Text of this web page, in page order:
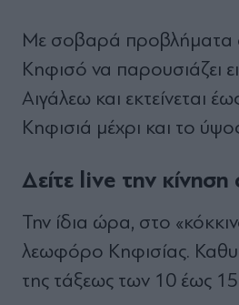
Με σοβαρά προβλήματα
Κηφισό να παρουσιάζει
Αιγάλεω και εκτείνεται
Κηφισιά μέχρι και το
Δείτε live την
Την ίδια ώρα, στο
λεωφόρο Κηφισίας.
της τάξεως των 10 έως